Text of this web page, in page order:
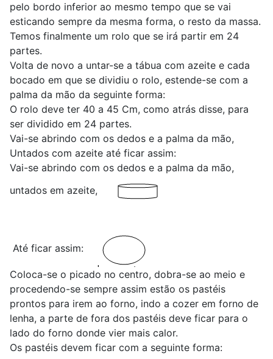
pelo bordo inferior ao mesmo tempo que se vai
esticando sempre da mesma forma, o resto da massa.
Temos finalmente um rolo que se irá partir em 24
partes.
Volta de novo a untar-se a tábua com azeite e cada
bocado em que se dividiu o rolo, estende-se com a
palma da mão da seguinte forma:
O rolo deve ter 40 a 45 Cm, como atrás disse, para
ser dividido em 24 partes.
Vai-se abrindo com os dedos e a palma da mão,
Untados com azeite até ficar assim:
Vai-se abrindo com os dedos e a palma da mão,
untados em azeite,
Até ficar assim:
Coloca-se o picado no centro, dobra-se ao meio e
procedendo-se sempre assim estão os pastéis
prontos para irem ao forno, indo a cozer em forno de
lenha, a parte de fora dos pastéis deve ficar para o
lado do forno donde vier mais calor.
Os pastéis devem ficar com a seguinte forma: